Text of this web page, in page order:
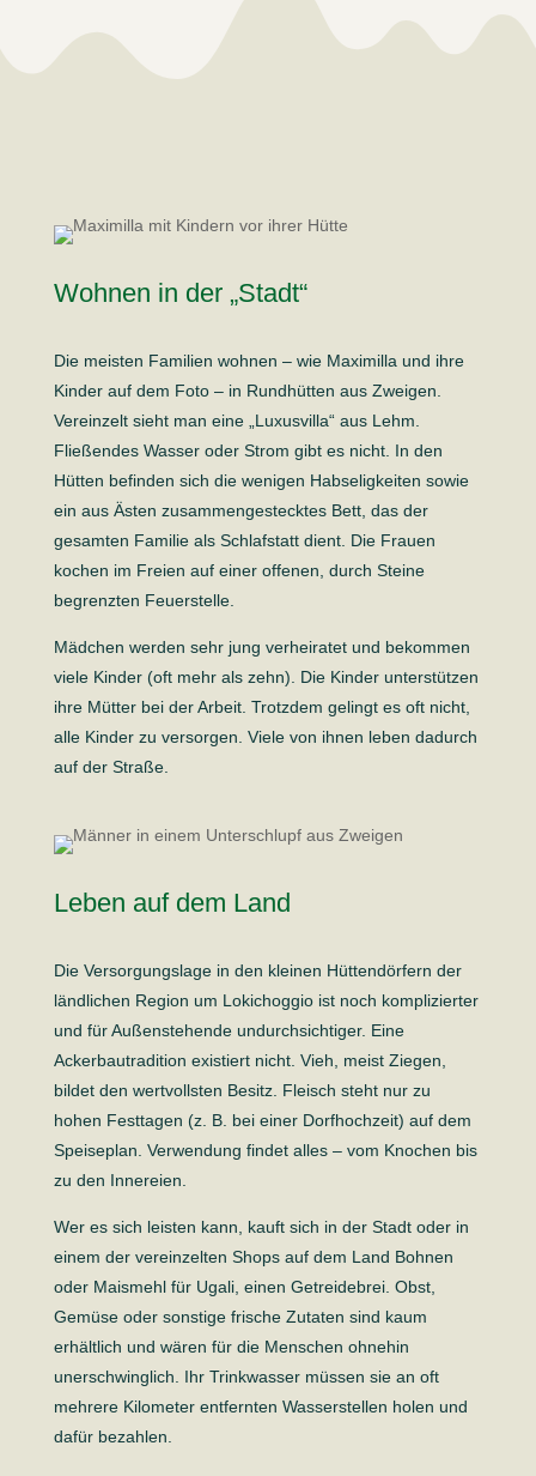
Wohnen in der „Stadt“
Die meisten Familien wohnen – wie Maximilla und ihre
Kinder auf dem Foto – in Rund­hütten aus Zweigen.
Vereinzelt sieht man eine „Luxusvilla“ aus Lehm.
Fließendes Wasser oder Strom gibt es nicht. In den
Hütten befinden sich die wenigen Habseligkeiten sowie
ein aus Ästen zusammengestecktes Bett, das der
gesamten Familie als Schlafstatt dient. Die Frauen
kochen im Freien auf einer offenen, durch Steine
begrenzten Feuerstelle.
Mädchen werden sehr jung verheiratet und bekommen
viele Kinder (oft mehr als zehn). Die Kinder unterstützen
ihre Mütter bei der Arbeit. Trotzdem gelingt es oft nicht,
alle Kinder zu versorgen. Viele von ihnen leben dadurch
auf der Straße.
Leben auf dem Land
Die Versorgungslage in den kleinen Hüttendörfern der
ländlichen Region um Lokichoggio ist noch komplizierter
und für Außenstehende undurch­sichtiger. Eine
Ackerbautradition existiert nicht. Vieh, meist Ziegen,
bildet den wertvollsten Besitz. Fleisch steht nur zu
hohen Festtagen (z. B. bei einer Dorfhoch­zeit) auf dem
Speiseplan. Verwendung findet alles – vom Knochen bis
zu den Innereien.
Wer es sich leisten kann, kauft sich in der Stadt oder in
einem der vereinzelten Shops auf dem Land Bohnen
oder Maismehl für Ugali, einen Getreidebrei. Obst,
Gemüse oder sonstige frische Zutaten sind kaum
erhältlich und wären für die Menschen ohnehin
unerschwinglich. Ihr Trinkwasser müssen sie an oft
mehrere Kilometer entfernten Wasser­stellen holen und
dafür bezahlen.